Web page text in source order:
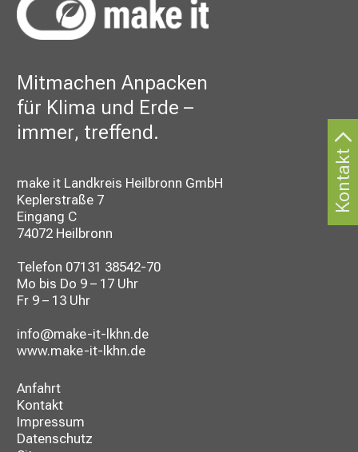
Mitmachen Anpacken
für Klima und Erde –
immer, treffend.
make it Landkreis Heilbronn GmbH
Keplerstraße 7
Eingang C
74072 Heilbronn
Telefon 07131 38542-70
Mo bis Do 9 – 17 Uhr
Fr 9 – 13 Uhr
info@make-it-lkhn.de
www.make-it-lkhn.de
Anfahrt
Kontakt
Impressum
Datenschutz
Kontakt